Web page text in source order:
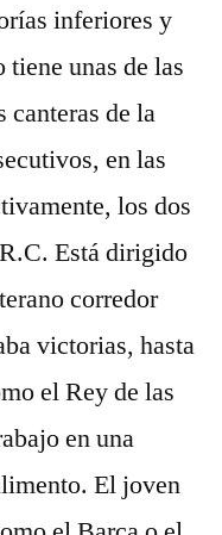
inferiores y
unas de las
canteras de la
en las
los dos
Está dirigido
corredor
victorias, hasta
el Rey de las
en una
El joven